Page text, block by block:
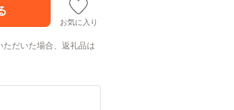
お気に入り
だいた場合、返礼品は